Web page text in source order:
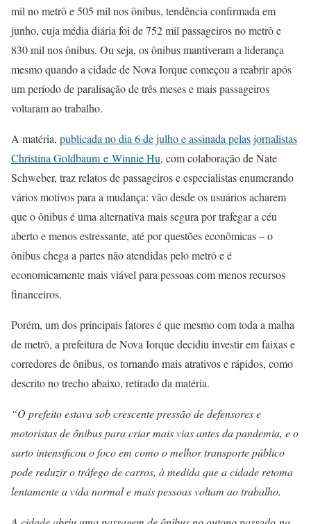
mil no metrô e 505 mil nos ônibus, tendência confirmada em
junho, cuja média diária foi de 752 mil passageiros no metrô e
830 mil nos ônibus. Ou seja, os ônibus mantiveram a liderança
mesmo quando a cidade de Nova Iorque começou a reabrir após
um período de paralisação de três meses e mais passageiros
voltaram ao trabalho.
A matéria, publicada no dia 6 de julho e assinada pelas jornalistas
Christina Goldbaum e Winnie Hu, com colaboração de Nate
Schweber, traz relatos de passageiros e especialistas enumerando
vários motivos para a mudança: vão desde os usuários acharem
que o ônibus é uma alternativa mais segura por trafegar a céu
aberto e menos estressante, até por questões econômicas – o
ônibus chega a partes não atendidas pelo metrô e é
economicamente mais viável para pessoas com menos recursos
financeiros.
Porém, um dos principais fatores é que mesmo com toda a malha
de metrô, a prefeitura de Nova Iorque decidiu investir em faixas e
corredores de ônibus, os tornando mais atrativos e rápidos, como
descrito no trecho abaixo, retirado da matéria.
“O prefeito estava sob crescente pressão de defensores e
motoristas de ônibus para criar mais vias antes da pandemia, e o
surto intensificou o foco em como o melhor transporte público
pode reduzir o tráfego de carros, à medida que a cidade retoma
lentamente a vida normal e mais pessoas voltam ao trabalho.